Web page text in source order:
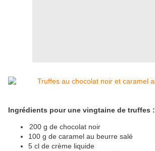
Ingrédients pour une vingtaine de truffes :
200 g de chocolat noir
100 g de caramel au beurre salé
5 cl de crème liquide